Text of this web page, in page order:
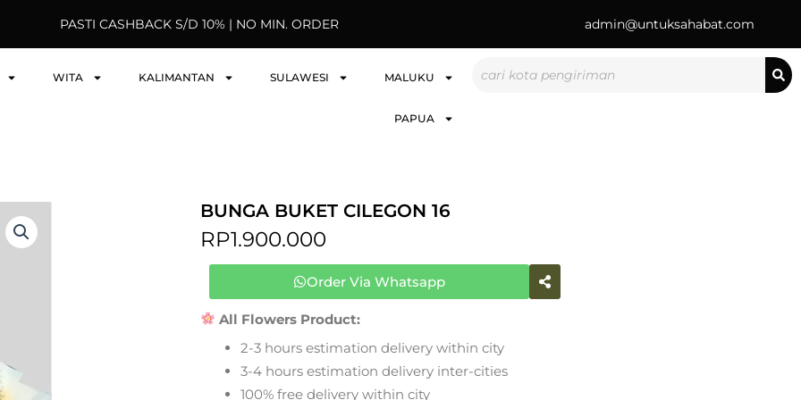
PASTI CASHBACK S/D 10% | NO MIN. ORDER admin@untuksahabat.com
WITA KALIMANTAN SULAWESI MALUKU
PAPUA
BUNGA BUKET CILEGON 16
RP1.900.000
Order Via Whatsapp
All Flowers Product:
2-3 hours estimation delivery within city
3-4 hours estimation delivery inter-cities
100% free delivery within city